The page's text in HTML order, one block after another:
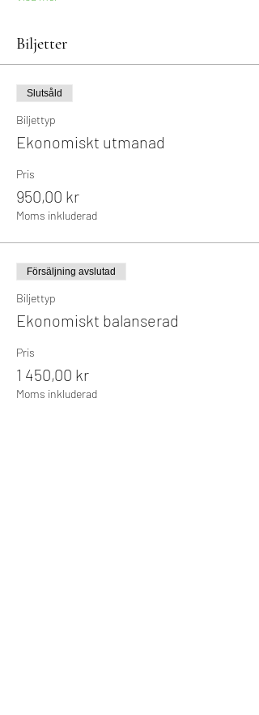
Biljetter
Slutsåld
Biljettyp
Ekonomiskt utmanad
Pris
950,00 kr
Moms inkluderad
Försäljning avslutad
Biljettyp
Ekonomiskt balanserad
Pris
1 450,00 kr
Moms inkluderad